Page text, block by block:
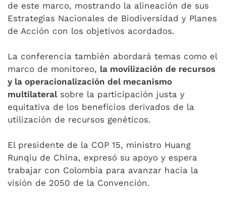
de este marco, mostrando la alineación de sus
Estrategias Nacionales de Biodiversidad y Planes
de Acción con los objetivos acordados.
La conferencia también abordará temas como el
marco de monitoreo, la movilización de recursos
y la operacionalización del mecanismo
multilateralsobre la participación justa y
equitativa de los beneficios derivados de la
utilización de recursos genéticos.
El presidente de la COP 15, ministro Huang
Runqiu de China, expresó su apoyo y espera
trabajar con Colombia para avanzar hacia la
visión de 2050 de la Convención.